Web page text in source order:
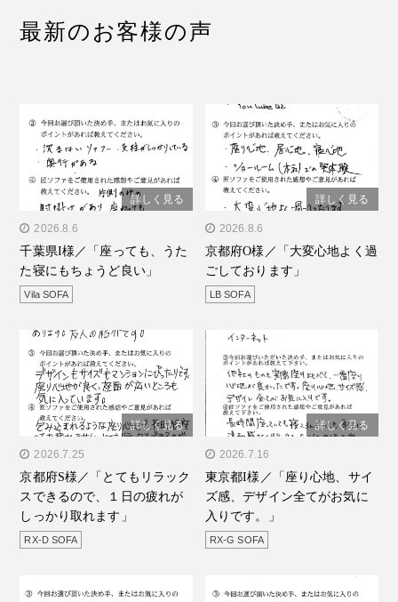
最新のお客様の声
" alt="千葉県I様／「座って
も、うたた寝にもちょうど
良い」"/>
詳しく見る
2026.8.6
千葉県I様／「座っても、うた
た寝にもちょうど良い」
Vila SOFA
" alt="京都府O様／「大変
心地よく過ごしておりま
す」"/>
詳しく見る
2026.8.6
京都府O様／「大変心地よく過
ごしております」
LB SOFA
" alt="京都府S様／「とて
もリラックスできるので、
１日の疲れがしっかり取れ
ます」"/>
詳しく見る
2026.7.25
京都府S様／「とてもリラック
スできるので、１日の疲れが
しっかり取れます」
RX-D SOFA
" alt="東京都I様／「座り心
地、サイズ感、デザイン全
てがお気に入りで
す。」"/>
詳しく見る
2026.7.16
東京都I様／「座り心地、サイ
ズ感、デザイン全てがお気に
入りです。」
RX-G SOFA